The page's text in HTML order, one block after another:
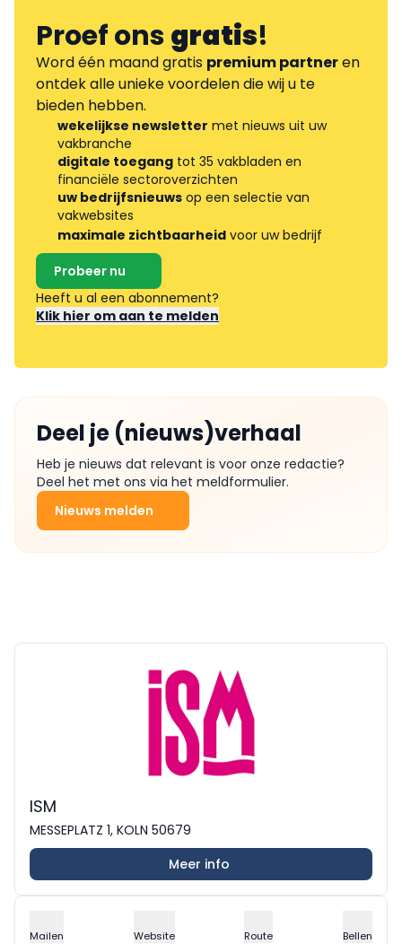
Proef onsgratis!
Word één maand gratis premium partneren
ontdek alle unieke voordelen die wij u te
bieden hebben.
wekelijkse newsletter met nieuws uit uw
vakbranche
digitale toegang tot 35 vakbladen en
financiële sectoroverzichten
uw bedrijfsnieuws op een selectie van
vakwebsites
maximale zichtbaarheid voor uw bedrijf
Probeer nu
Heeft u al een abonnement?
Klik hier om aan te melden
Deel je (nieuws)verhaal
Heb je nieuws dat relevant is voor onze redactie?
Deel het met ons via het meldformulier.
Nieuws melden
ISM
MESSEPLATZ 1, KOLN 50679
Meer info
Mailen Website Route Bellen